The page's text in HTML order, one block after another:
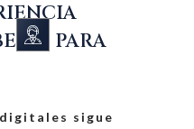
PARA
sigue